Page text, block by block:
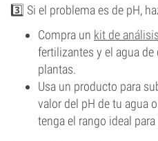
3️⃣ Si el problema es de pH,
Compra un kit de
fertilizantes y el agua
plantas.
Usa un producto para
valor del pH de tu agua
tenga el rango ideal